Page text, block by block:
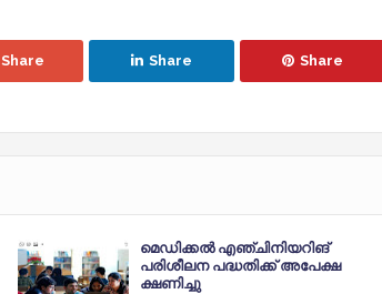
Share Share Share
മെഡിക്കൽ എഞ്ചിനിയറിങ്
പരിശീലന പദ്ധതിക്ക് അപേക്ഷ
ക്ഷണിച്ചു